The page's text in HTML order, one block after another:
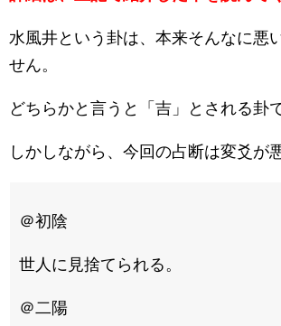
水風井という卦は、本来そんなに悪
せん。
どちらかと言うと「吉」とされる卦
しかしながら、今回の占断は変爻が
＠初陰
世人に見捨てられる。
＠二陽